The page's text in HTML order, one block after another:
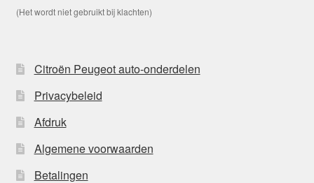
(Het wordt niet gebruikt bij klachten)
Citroën Peugeot auto-onderdelen
Privacybeleid
Afdruk
Algemene voorwaarden
Betalingen